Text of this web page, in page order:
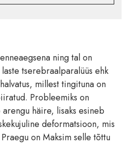
ning tal on
tserebraalparalüüs ehk
millest tingituna on
Probleemiks on
häire, lisaks esineb
deformatsioon, mis
on Maksim selle tõttu